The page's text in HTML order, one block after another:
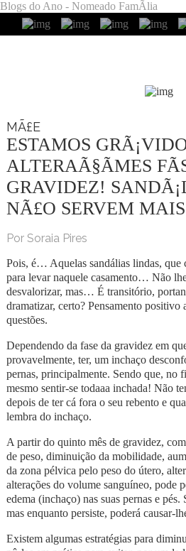
Blogs do Ano - Nomeado FamÃ­lia
MÃ£E
ESTAMOS
ALTERAÃ§ÃΜES
GRAVIDEZ!
NÃ£O SERVEM
Por Soraia Pires
Pois, é… Aquelas sandálias lindas, que
para levar naquele casamento… Não
desvalorizar, mas… É transitório,
dramatizar, certo? Pensamento positivo
questões.
Dependendo da fase da gravidez em
provavelmente, ter, um inchaço
pernas, principalmente. Sendo que, no
mesmo sentir-se todaaa inchada! Não
depois de ter cá fora o seu rebento e
lembra do inchaço.
A partir do quinto mês de gravidez,
de peso, diminuição da mobilidade,
da zona pélvica pelo peso do útero,
alterações do volume sanguíneo, pode
edema (inchaço) nas suas pernas e
mas enquanto persiste, poderá causar-
Existem algumas estratégias para